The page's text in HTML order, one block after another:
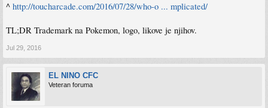
^ http://toucharcade.com/2016/07/28/who-o ... mplicated/
TL;DR Trademark na Pokemon, logo, likove je njihov.
Jul 29, 2016
EL NINO CFC
Veteran foruma